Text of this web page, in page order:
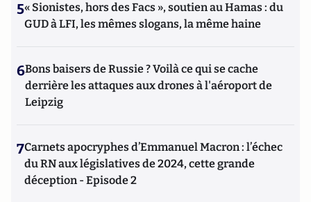
5« Sionistes, hors des Facs », soutien au Hamas : du
GUD à LFI, les mêmes slogans, la même haine
6Bons baisers de Russie ? Voilà ce qui se cache
derrière les attaques aux drones à l'aéroport de
Leipzig
7Carnets apocryphes d’Emmanuel Macron : l’échec
du RN aux législatives de 2024, cette grande
déception - Episode 2